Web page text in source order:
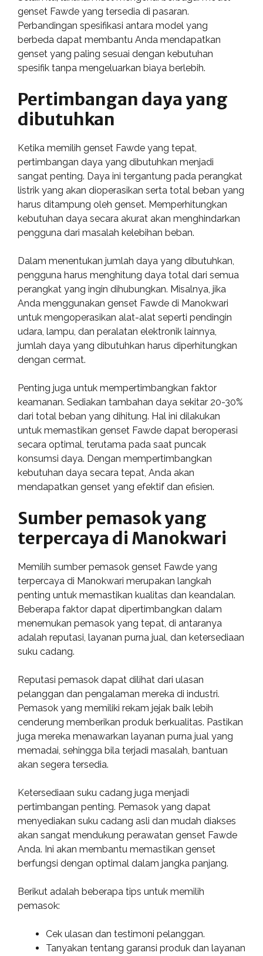
genset Fawde yang tersedia di pasaran.
Perbandingan spesifikasi antara model yang
berbeda dapat membantu Anda mendapatkan
genset yang paling sesuai dengan kebutuhan
spesifik tanpa mengeluarkan biaya berlebih.
Pertimbangan daya yang
dibutuhkan
Ketika memilih genset Fawde yang tepat,
pertimbangan daya yang dibutuhkan menjadi
sangat penting. Daya ini tergantung pada perangkat
listrik yang akan dioperasikan serta total beban yang
harus ditampung oleh genset. Memperhitungkan
kebutuhan daya secara akurat akan menghindarkan
pengguna dari masalah kelebihan beban.
Dalam menentukan jumlah daya yang dibutuhkan,
pengguna harus menghitung daya total dari semua
perangkat yang ingin dihubungkan. Misalnya, jika
Anda menggunakan genset Fawde di Manokwari
untuk mengoperasikan alat-alat seperti pendingin
udara, lampu, dan peralatan elektronik lainnya,
jumlah daya yang dibutuhkan harus diperhitungkan
dengan cermat.
Penting juga untuk mempertimbangkan faktor
keamanan. Sediakan tambahan daya sekitar 20-30%
dari total beban yang dihitung. Hal ini dilakukan
untuk memastikan genset Fawde dapat beroperasi
secara optimal, terutama pada saat puncak
konsumsi daya. Dengan mempertimbangkan
kebutuhan daya secara tepat, Anda akan
mendapatkan genset yang efektif dan efisien.
Sumber pemasok yang
terpercaya di Manokwari
Memilih sumber pemasok genset Fawde yang
terpercaya di Manokwari merupakan langkah
penting untuk memastikan kualitas dan keandalan.
Beberapa faktor dapat dipertimbangkan dalam
menemukan pemasok yang tepat, di antaranya
adalah reputasi, layanan purna jual, dan ketersediaan
suku cadang.
Reputasi pemasok dapat dilihat dari ulasan
pelanggan dan pengalaman mereka di industri.
Pemasok yang memiliki rekam jejak baik lebih
cenderung memberikan produk berkualitas. Pastikan
juga mereka menawarkan layanan purna jual yang
memadai, sehingga bila terjadi masalah, bantuan
akan segera tersedia.
Ketersediaan suku cadang juga menjadi
pertimbangan penting. Pemasok yang dapat
menyediakan suku cadang asli dan mudah diakses
akan sangat mendukung perawatan genset Fawde
Anda. Ini akan membantu memastikan genset
berfungsi dengan optimal dalam jangka panjang.
Berikut adalah beberapa tips untuk memilih
pemasok:
Cek ulasan dan testimoni pelanggan.
Tanyakan tentang garansi produk dan layanan